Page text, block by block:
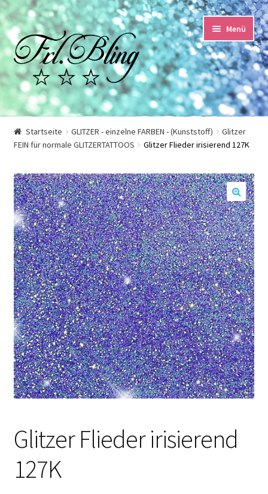
Zur
Navigation
springen
Springe
zum
Inhalt
Menü
Start
AGB und Kundeninformationen
Datenschutzerklärung
Echtheit von Bewertungen
Impressum
Kasse
Mein Konto
Produktinfos
Versandbedingungen
Vertrag widerrufen
Warenkorb
Widerrufsbelehrung / Muster-Widerrufsformular
Startseite GLITZER - einzelne FARBEN - (Kunststoff)
Glitzer
FEIN für normale GLITZERTATTOOS
Glitzer Flieder irisierend 127K
🔍
Glitzer Flieder irisierend
127K